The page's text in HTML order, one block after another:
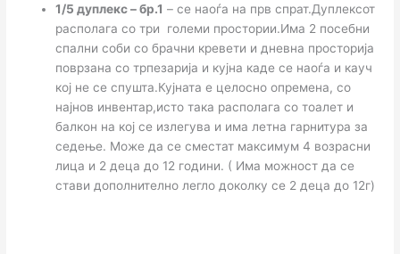
1/5 дуплекс – бр.1 – се наоѓа на прв спрат.Дуплексот
располага со три големи простории.Има 2 посебни
спални соби со брачни кревети и дневна просторија
поврзана со трпезарија и кујна каде се наоѓа и кауч
кој не се спушта.Кујната е целосно опремена, со
најнов инвентар,исто така располага со тоалет и
балкон на кој се излегува и има летна гарнитура за
седење. Може да се сместат максимум 4 возрасни
лица и 2 деца до 12 години. ( Има можност да се
стави дополнително легло доколку се 2 деца до 12г)